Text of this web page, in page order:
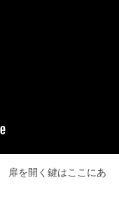
扉を開く鍵はここにあ